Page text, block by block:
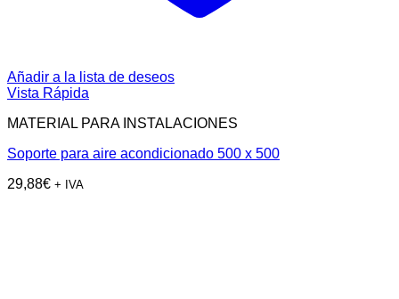
Añadir a la lista de deseos
Vista Rápida
MATERIAL PARA INSTALACIONES
Soporte para aire acondicionado 500 x 500
29,88€ + IVA